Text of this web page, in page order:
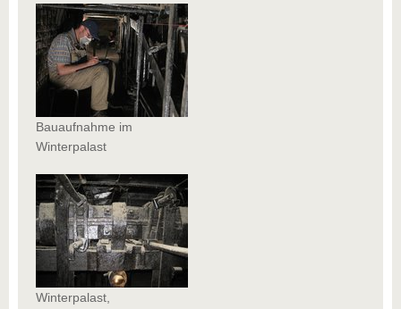
Bauaufnahme im
Winterpalast
Winterpalast,